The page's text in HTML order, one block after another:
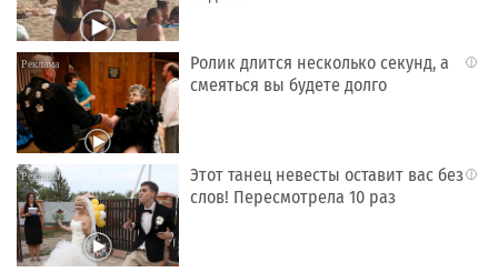
i
Ролик длится несколько секунд, а
смеяться вы будете долго
i
Этот танец невесты оставит вас без
слов! Пересмотрела 10 раз